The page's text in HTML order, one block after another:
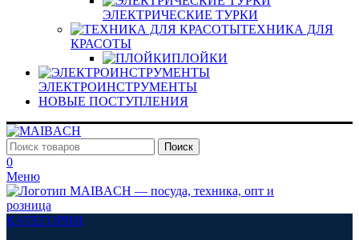
ЭЛЕКТРИЧЕСКИЕ ТУРКИ
ТЕХНИКА ДЛЯ
КРАСОТЫ
ПЛОЙКИ
ЭЛЕКТРОИНСТРУМЕНТЫ
НОВЫЕ ПОСТУПЛЕНИЯ
Поиск
0
Меню
КАТЕГОРИИ